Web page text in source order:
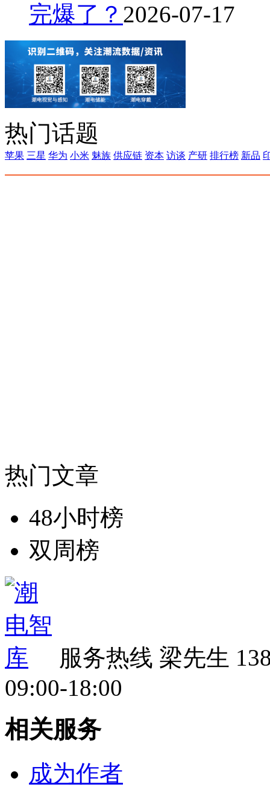
完爆了？ 2026-07-17
热门话题
苹果 三星 华为 小米 魅族 供应链 资本 访谈 产研 排行榜 新品
热门文章
48小时榜
双周榜
服务热线 梁先生
09:00-18:00
相关服务
成为作者